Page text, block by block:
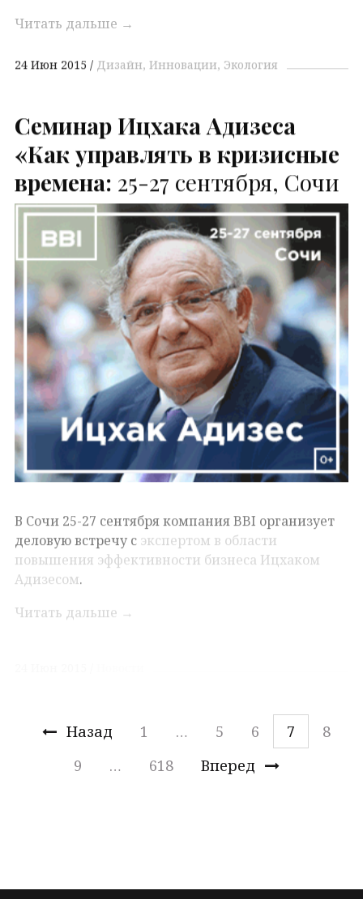
Читать дальше →
24 Июн 2015 Дизайн Инновации Экология
Семинар Ицхака Адизеса
«Как управлять в кризисные
времена: 25-27 сентября, Сочи
деловую встречу сэкспертом в области
повышения эффективности бизнеса Ицхаком
Адизесом.
Назад 1 … 5 6 7
8
9
… 618 Вперед